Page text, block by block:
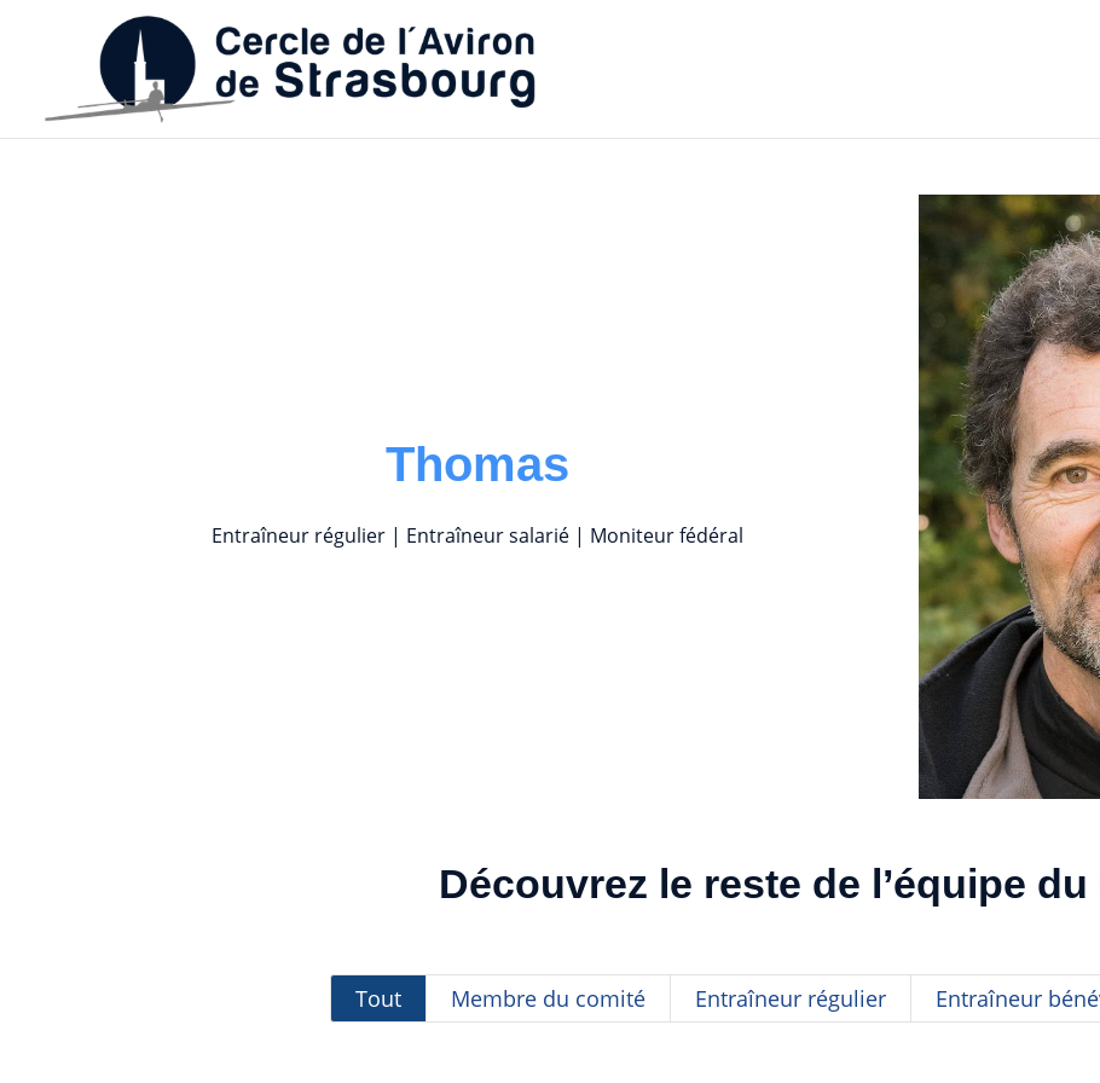
Thomas
Entraîneur régulier | Entraîneur salarié | Moniteur fédéral
Découvrez le reste de l’équipe du
Tout Membre du comité Entraîneur régulier Entraîneur